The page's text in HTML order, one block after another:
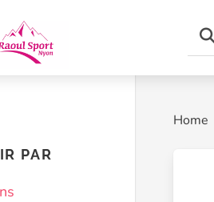
PAR
Home